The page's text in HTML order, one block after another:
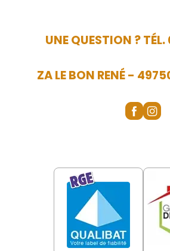
UNE QUESTION ? TÉL.
ZA LE BON RENÉ -